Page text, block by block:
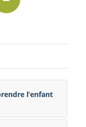
l’enfant